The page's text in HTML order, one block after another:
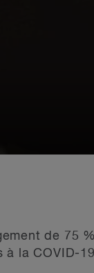
de 75 %
la COVID-